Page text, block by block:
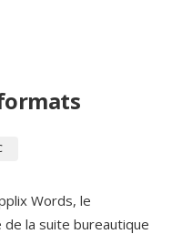
Words, le
la suite bureautique